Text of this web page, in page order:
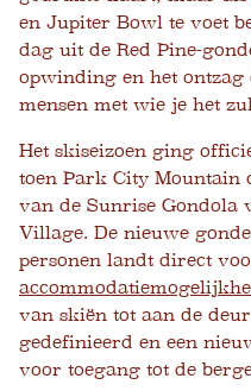
en Jupiter Bowl te voet
dag uit de Red Pine-
opwinding en het ontzag
mensen met wie je het
Het skiseizoen ging
toen Park City Mountain
van de Sunrise Gondola
Village. De nieuwe
personen landt direct
van skiën tot aan de
gedefinieerd en een
voor toegang tot de